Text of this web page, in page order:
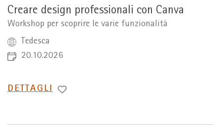
Creare design professionali con Canva
Workshop per scoprire le varie funzionalità
Tedesca
20.10.2026
PASSA
DETTAGLI